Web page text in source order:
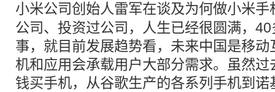
小米公司创始人雷军在谈及为何做小米
公司、投资过公司，人生已经很圆满，
事，就目前发展趋势看，未来中国是移
机和应用会承载用户大部分需求。虽然
钱买手机，从谷歌生产的各系列手机到